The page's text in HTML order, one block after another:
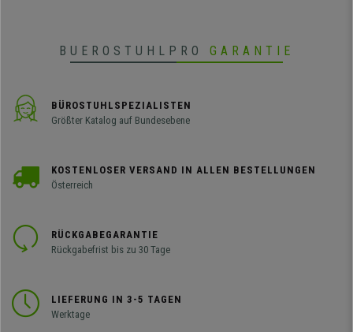
BUEROSTUHLPRO GARANTIE
BÜROSTUHLSPEZIALISTEN
Größter Katalog auf Bundesebene
KOSTENLOSER VERSAND IN ALLEN BESTELLUNGEN
Österreich
RÜCKGABEGARANTIE
Rückgabefrist bis zu 30 Tage
LIEFERUNG IN 3-5 TAGEN
Werktage